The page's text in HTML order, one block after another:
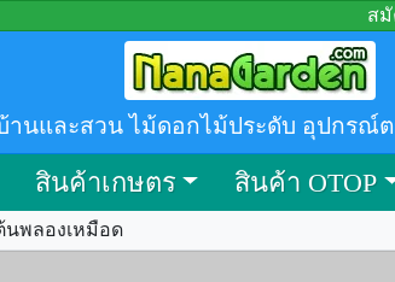
ส
นและสวน ไม้ดอกไม้ประดับ อุปกรณ์
สินค้าเกษตร สินค้า OTOP
นพลองเหมือด